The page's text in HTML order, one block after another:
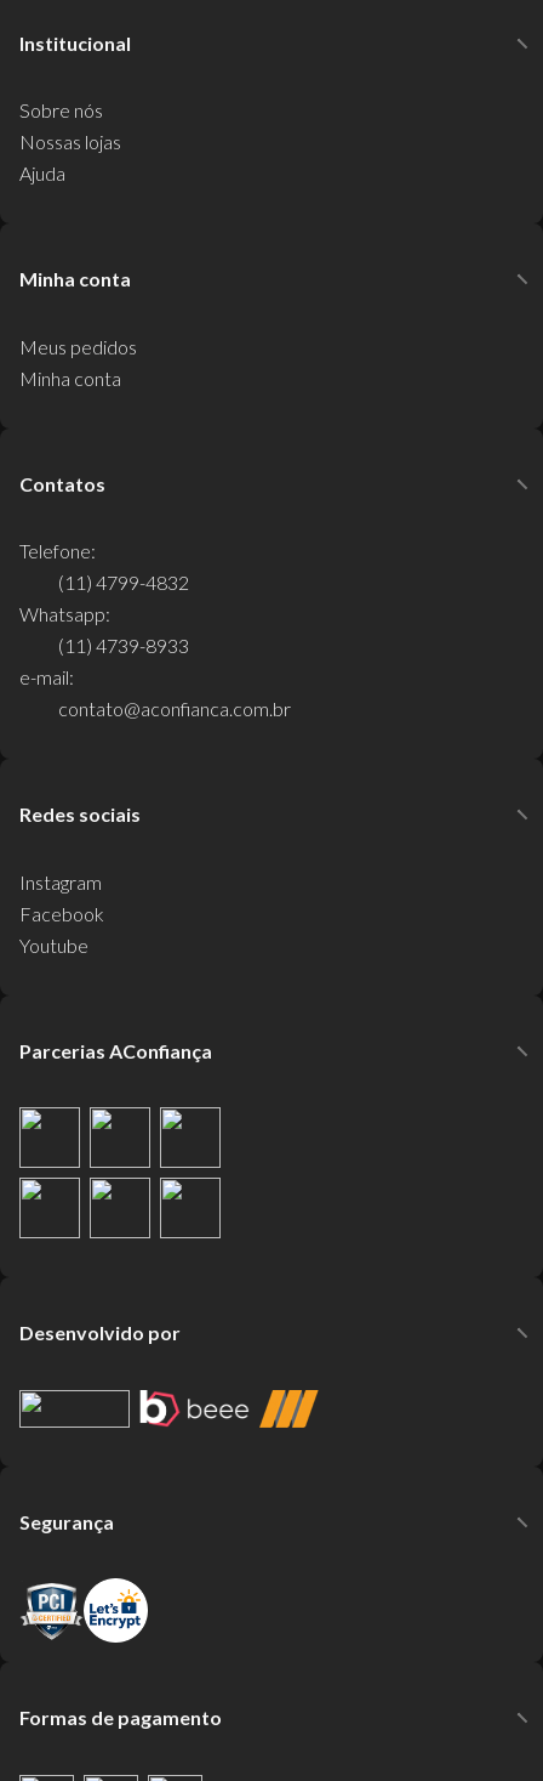
Institucional
Sobre nós
Nossas lojas
Ajuda
Minha conta
Meus pedidos
Minha conta
Contatos
Telefone:
(11) 4799-4832
Whatsapp:
(11) 4739-8933
e-mail:
contato@aconfianca.com.br
Redes sociais
Instagram
Facebook
Youtube
Parcerias AConfiança
Desenvolvido por
Segurança
Formas de pagamento